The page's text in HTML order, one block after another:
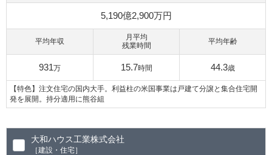
5,190億2,900万円
平均年収
931万
月平均
残業時間
15.7時間
平均年齢
44.3歳
【特色】注文住宅の国内大手。利益柱の米国事業は戸建て分譲と集合住宅開
発を展開。持分適用に熊谷組
大和ハウス工業株式会社
［建設・住宅］